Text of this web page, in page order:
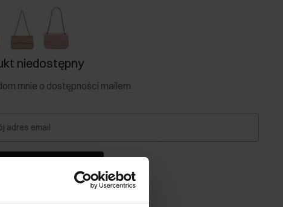
niedostępny
mnie o dostępności mailem.
adres email
o dostępności